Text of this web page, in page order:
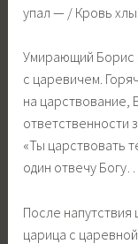
упал — / Кровь
Умирающий Борис
с царевичем.
на царствование,
ответственности
«Ты царствовать
один отвечу
После напутствия
царица с